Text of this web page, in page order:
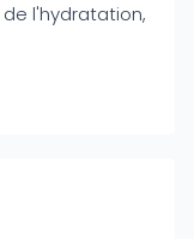
l'hydratation,